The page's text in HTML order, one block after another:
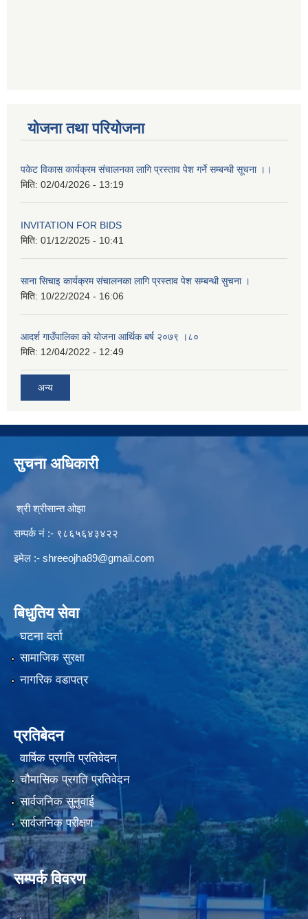
योजना तथा परियोजना
पकेट विकास कार्यक्रम संचालनका लागि प्रस्ताव पेश गर्ने सम्बन्धी सूचना ।।
मिति: 02/04/2026 - 13:19
INVITATION FOR BIDS
मिति: 01/12/2025 - 10:41
साना सिचाइ कार्यक्रम संचालनका लागि प्रस्ताव पेश सम्बन्धी सुचना ।
मिति: 10/22/2024 - 16:06
आदर्श गाउँपालिका काे याेजना आर्थिक बर्ष २०७९ ।८०
मिति: 12/04/2022 - 12:49
अन्य
सुचना अधिकारी
श्री श्रीसान्त ओझा
सम्पर्क नं :- ९८६५६४३४२२
इमेल :- shreeojha89@gmail.com
बिधुतिय सेवा
घटना दर्ता
सामाजिक सुरक्षा
नागरिक वडापत्र
प्रतिबेदन
वार्षिक प्रगति प्रतिवेदन
चौमासिक प्रगति प्रतिवेदन
सार्वजनिक सुनुवाई
सार्वजनिक परीक्षण
सम्पर्क विवरण